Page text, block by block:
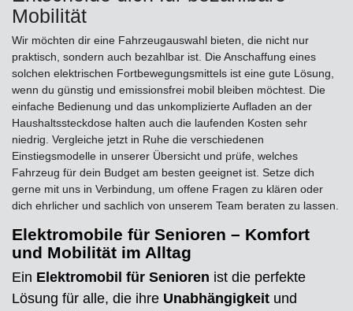
Mobilität
Wir möchten dir eine Fahrzeugauswahl bieten, die nicht nur
praktisch, sondern auch bezahlbar ist. Die Anschaffung eines
solchen elektrischen Fortbewegungsmittels ist eine gute Lösung,
wenn du günstig und emissionsfrei mobil bleiben möchtest. Die
einfache Bedienung und das unkomplizierte Aufladen an der
Haushaltssteckdose halten auch die laufenden Kosten sehr
niedrig. Vergleiche jetzt in Ruhe die verschiedenen
Einstiegsmodelle in unserer Übersicht und prüfe, welches
Fahrzeug für dein Budget am besten geeignet ist. Setze dich
gerne mit uns in Verbindung, um offene Fragen zu klären oder
dich ehrlicher und sachlich von unserem Team beraten zu lassen.
Elektromobile für Senioren – Komfort
und Mobilität im Alltag
Ein Elektromobil für Senioren ist die perfekte
Lösung für alle, die ihre Unabhängigkeit und